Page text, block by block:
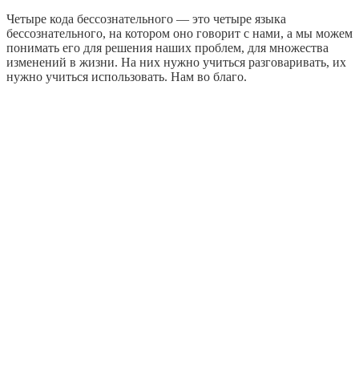
Четыре кода бессознательного — это четыре языка
бессознательного, на котором оно говорит с нами, а мы можем
понимать его для решения наших проблем, для множества
изменений в жизни. На них нужно учиться разговаривать, их
нужно учиться использовать. Нам во благо.